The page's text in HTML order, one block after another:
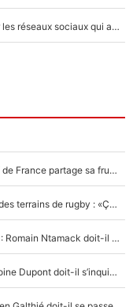
Lewis Hamilton : Le talent inattendu dévoilé sur les réseaux sociaux qui a impressionné Kim Kardashian pendant leurs vacances en amoureux !
Mis de côté par Fabien Galthié, un joueur du XV de France partage sa frustration : «ils ne me l’ont pas dit tout de suite»
La raison d'être de Matthieu Jalibert en dehors des terrains de rugby : «Ça m'atteint autant que si tu touches à un membre de ma famille»
XV de France - Matthieu Jalibert a tout changé : Romain Ntamack doit-il s’inquiéter pour sa place à un an de la Coupe du monde ?
«Le XV de France est meilleur avec Lucu» : Antoine Dupont doit-il s’inquiéter pour sa place ?